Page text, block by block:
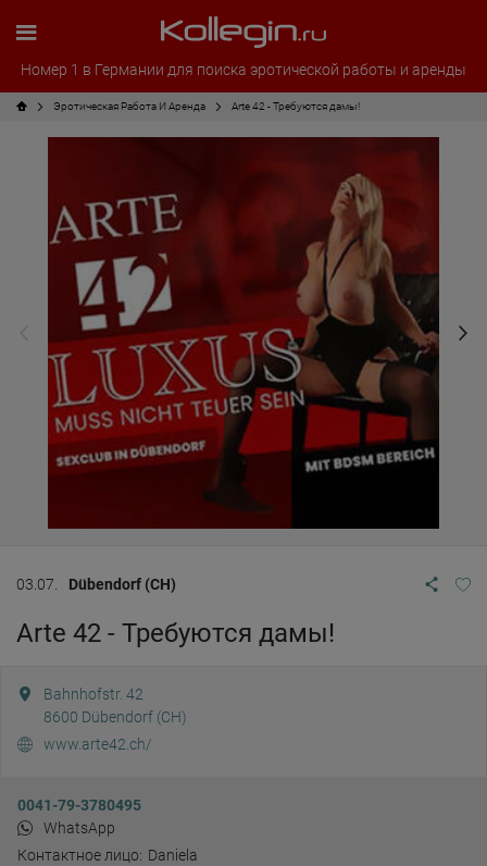
Номер 1 в Германии для поиска эротической работы и аренды
Эротическая Pабота И Аренда Arte 42 - Требуются дамы!
03.07. Dübendorf (CH)
Arte 42 - Требуются дамы!
Bahnhofstr. 42
8600 Dübendorf (CH)
www.arte42.ch/
0041-79-3780495
WhatsApp
Контактное лицо: Daniela